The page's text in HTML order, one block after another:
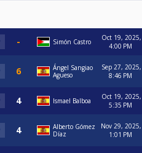
Simón Castro
Oct 19, 2025,
4:00 PM
Ángel Sangiao
Agueso
Sep 27, 2025,
8:46 PM
Ismael Balboa
Oct 19, 2025,
5:35 PM
Alberto Gómez
Díaz
Nov 29, 2025,
1:01 PM